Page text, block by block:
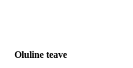
Oluline teave